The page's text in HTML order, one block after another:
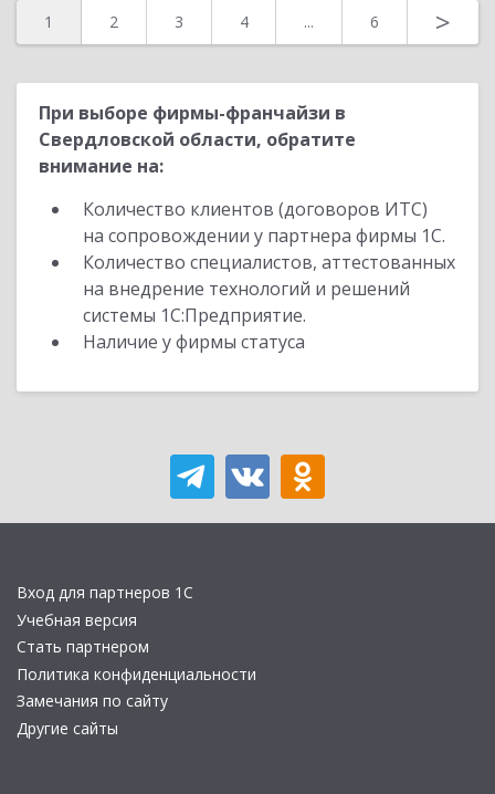
1 2 3 4 ... 6 >
При выборе фирмы-франчайзи в
Свердловской области, обратите
внимание на:
Количество клиентов (договоров ИТС)
на сопровождении у партнера фирмы 1С.
Количество специалистов, аттестованных
на внедрение технологий и решений
системы 1С:Предприятие.
Наличие у фирмы статуса
Вход для партнеров 1С
Учебная версия
Стать партнером
Политика конфиденциальности
Замечания по сайту
Другие сайты